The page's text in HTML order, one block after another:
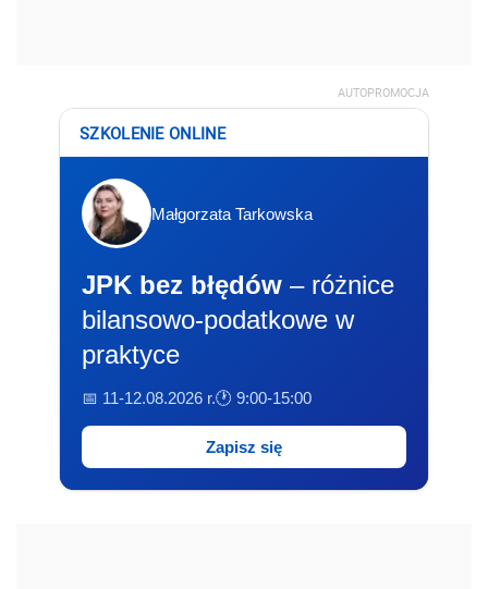
AUTOPROMOCJA
SZKOLENIE ONLINE
Małgorzata Tarkowska
JPK bez błędów – różnice
bilansowo-podatkowe w
praktyce
📅 11-12.08.2026 r.🕐 9:00-15:00
Zapisz się